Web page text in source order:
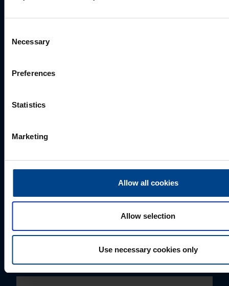
Selection
Necessary
Preferences
Statistics
Marketing
Allow all cookies
Allow selection
Use necessary cookies only
mark.milvek@utugroup.com
Eesnimi*
Ettevõte